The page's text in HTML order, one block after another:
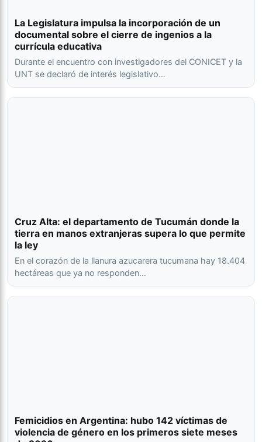
La Legislatura impulsa la incorporación de un
documental sobre el cierre de ingenios a la
currícula educativa
Durante el encuentro con investigadores del CONICET y la
UNT se declaró de interés legislativo…
Cruz Alta: el departamento de Tucumán donde la
tierra en manos extranjeras supera lo que permite
la ley
En el corazón de la llanura azucarera tucumana hay 18.404
hectáreas que ya no responden…
Femicidios en Argentina: hubo 142 víctimas de
violencia de género en los primeros siete meses